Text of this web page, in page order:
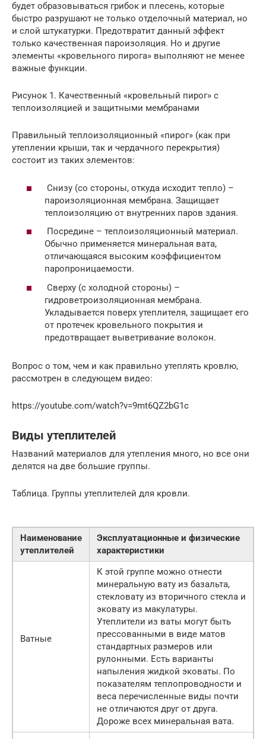
будет образовываться грибок и плесень, которые
быстро разрушают не только отделочный материал, но
и слой штукатурки. Предотвратит данный эффект
только качественная пароизоляция. Но и другие
элементы «кровельного пирога» выполняют не менее
важные функции.
Рисунок 1. Качественный «кровельный пирог» с
теплоизоляцией и защитными мембранами
Правильный теплоизоляционный «пирог» (как при
утеплении крыши, так и чердачного перекрытия)
состоит из таких элементов:
Снизу (со стороны, откуда исходит тепло) –
пароизоляционная мембрана. Защищает
теплоизоляцию от внутренних паров здания.
Посредине – теплоизоляционный материал.
Обычно применяется минеральная вата,
отличающаяся высоким коэффициентом
паропроницаемости.
Сверху (с холодной стороны) –
гидроветроизоляционная мембрана.
Укладывается поверх утеплителя, защищает его
от протечек кровельного покрытия и
предотвращает выветривание волокон.
Вопрос о том, чем и как правильно утеплять кровлю,
рассмотрен в следующем видео:
https://youtube.com/watch?v=9mt6QZ2bG1c
Виды утеплителей
Названий материалов для утепления много, но все они
делятся на две большие группы.
Таблица. Группы утеплителей для кровли.
Наименование
утеплителей
Эксплуатационные и физические
характеристики
Ватные
К этой группе можно отнести
минеральную вату из базальта,
стекловату из вторичного стекла и
эковату из макулатуры.
Утеплители из ваты могут быть
прессованными в виде матов
стандартных размеров или
рулонными. Есть варианты
напыления жидкой эковаты. По
показателям теплопроводности и
веса перечисленные виды почти
не отличаются друг от друга.
Дороже всех минеральная вата.